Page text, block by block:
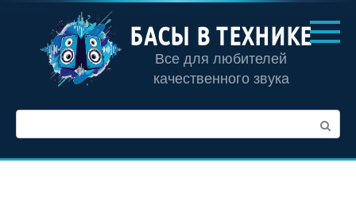
контенту
БАСЫ В ТЕХНИКЕ
Все для любителей
качественного звука